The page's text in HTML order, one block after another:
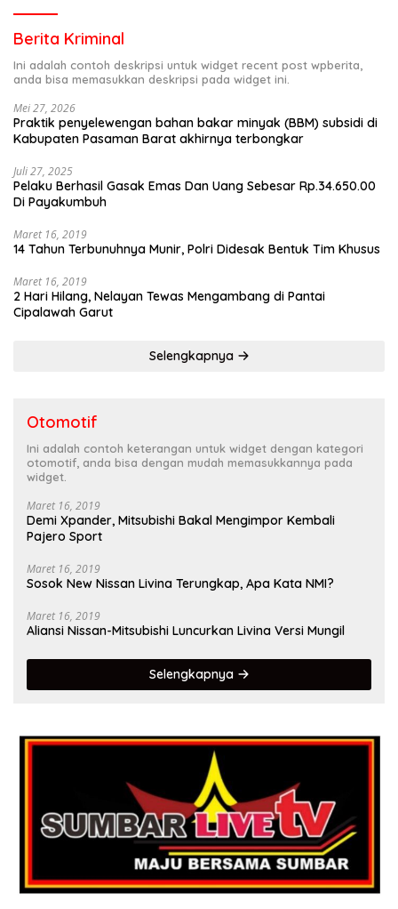
Berita Kriminal
Ini adalah contoh deskripsi untuk widget recent post wpberita,
anda bisa memasukkan deskripsi pada widget ini.
Mei 27, 2026
Praktik penyelewengan bahan bakar minyak (BBM) subsidi di
Kabupaten Pasaman Barat akhirnya terbongkar
Juli 27, 2025
Pelaku Berhasil Gasak Emas Dan Uang Sebesar Rp.34.650.00
Di Payakumbuh
Maret 16, 2019
14 Tahun Terbunuhnya Munir, Polri Didesak Bentuk Tim Khusus
Maret 16, 2019
2 Hari Hilang, Nelayan Tewas Mengambang di Pantai
Cipalawah Garut
Selengkapnya
Otomotif
Ini adalah contoh keterangan untuk widget dengan kategori
otomotif, anda bisa dengan mudah memasukkannya pada
widget.
Maret 16, 2019
Demi Xpander, Mitsubishi Bakal Mengimpor Kembali
Pajero Sport
Maret 16, 2019
Sosok New Nissan Livina Terungkap, Apa Kata NMI?
Maret 16, 2019
Aliansi Nissan-Mitsubishi Luncurkan Livina Versi Mungil
Selengkapnya